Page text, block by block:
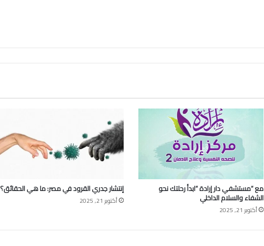
مع “مستشفي دار إرادة “ابدأ رحلتك نحو
الشفاء والسلام الداخلي
أكتوبر 21, 2025
إنتشار جدري القرود في مصر: ما هي الحقائق؟
أكتوبر 21, 2025